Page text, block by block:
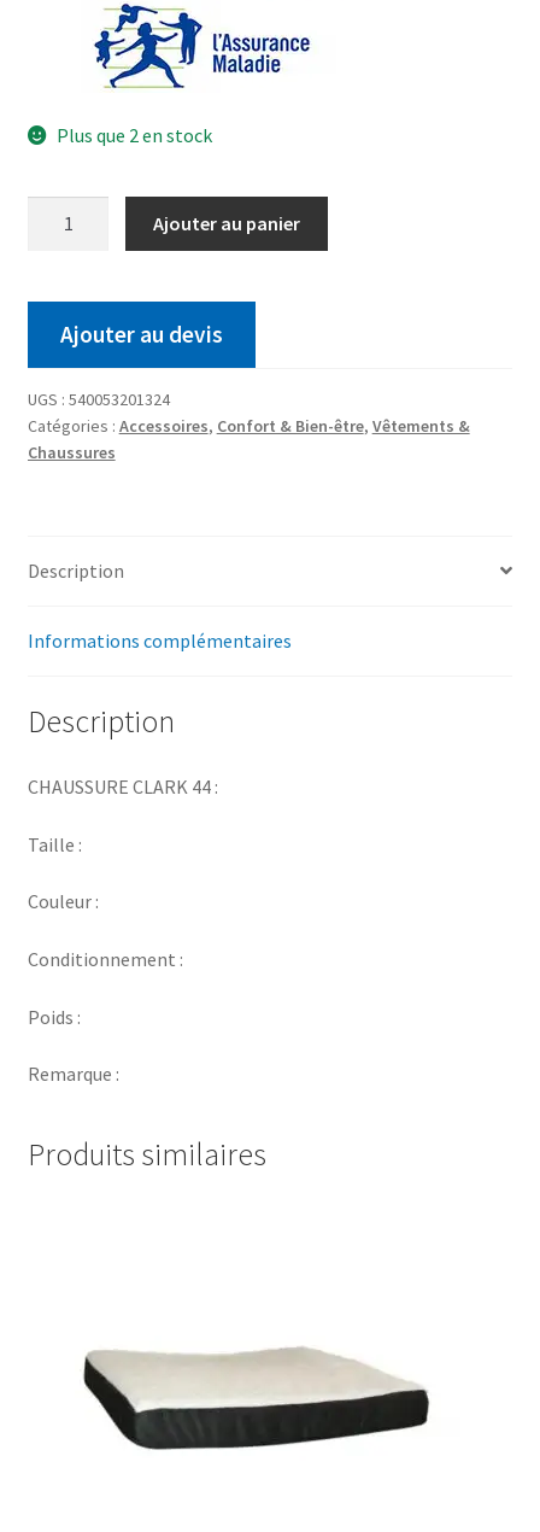
Plus que 2 en stock
Ajouter au panier
Ajouter au devis
UGS : 540053201324
Catégories : Accessoires, Confort & Bien-être, Vêtements &
Chaussures
Description
Informations complémentaires
Description
CHAUSSURE CLARK 44 :
Taille :
Couleur :
Conditionnement :
Poids :
Remarque :
Produits similaires